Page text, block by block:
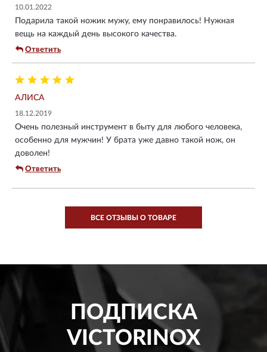
10.01.2022
Подарила такой ножик мужу, ему понравилось! Нужная
вещь на каждый день высокого качества.
Ответить
АЛИСА
18.12.2019
Очень полезный инструмент в быту для любого человека,
особенно для мужчин! У брата уже давно такой нож, он
доволен!
Ответить
ВСЕ ОТЗЫВЫ О ТОВАРЕ
ПОДПИСКА
VICTORINOX